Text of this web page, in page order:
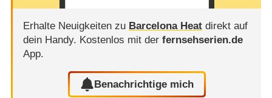
Erhalte Neuigkeiten zu Barcelona Heatdirekt auf
dein Handy. Kostenlos mit der fernsehserien.de
App.
Benachrichtige mich